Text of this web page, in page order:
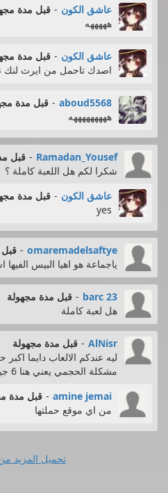
عاشق الكون - قبل مدة
هههههه
عاشق الكون - قبل مدة
اصدك تاحمل من ايرث لنك
aboud5568
- قبل مدة
هههههههههه
Ramadan_Yousef
- قبل
شكرا لكم هل اللعبة كاملة ؟
عاشق الكون - قبل مدة
yes
omaremadelsaftye
-
ياجماعة هو اهيا البيس الفيها
barc 23
- قبل مدة مجهولة
هل لعبة كاملة
AlNisr
- قبل مدة مجهولة
ليه عندكم الالعاب دايما
مشكلة الحجمي يعني هنا 6 جيجا بموقع تانى حصلتها 1.44GB
amine jemai
- قبل مدة
من اي موقع حملتها
تحميل المزيد